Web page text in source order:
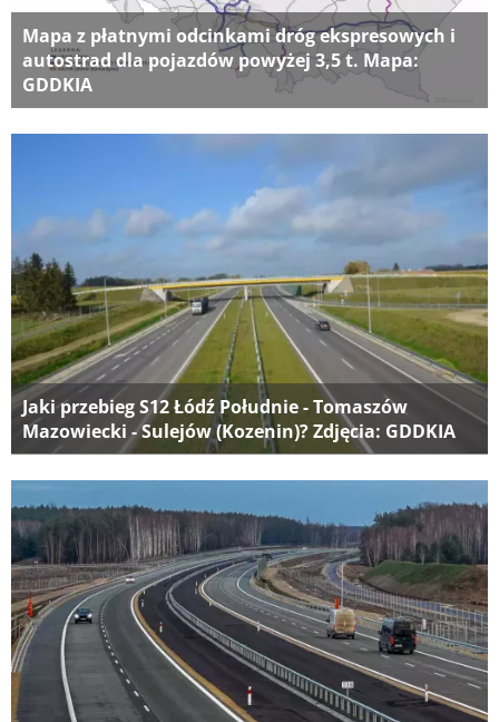
Mapa z płatnymi odcinkami dróg ekspresowych i
autostrad dla pojazdów powyżej 3,5 t. Mapa:
GDDKIA
Jaki przebieg S12 Łódź Południe - Tomaszów
Mazowiecki - Sulejów (Kozenin)? Zdjęcia: GDDKIA